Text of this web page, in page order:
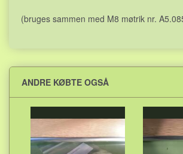
(bruges sammen med M8 møtrik nr.
ANDRE KØBTE OGSÅ